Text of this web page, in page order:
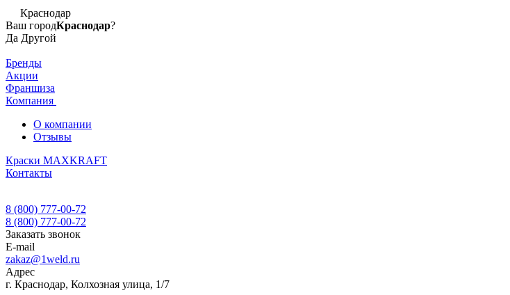
Краснодар
Ваш городКраснодар?
Да Другой
Бренды
Акции
Франшиза
Компания
О компании
Отзывы
Краски MAXKRAFT
Контакты
8 (800) 777-00-72
8 (800) 777-00-72
Заказать звонок
E-mail
zakaz@1weld.ru
Адрес
г. Краснодар, Колхозная улица, 1/7